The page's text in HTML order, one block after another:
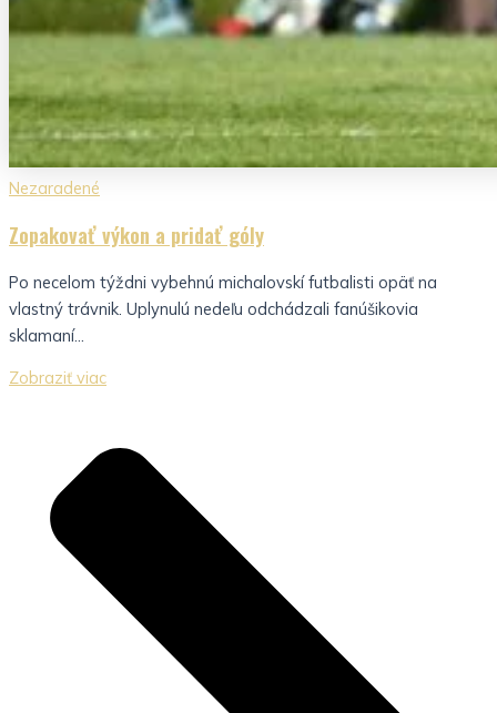
Nezaradené
Zopakovať výkon a pridať góly
Po necelom týždni vybehnú michalovskí futbalisti opäť na
vlastný trávnik. Uplynulú nedeľu odchádzali fanúšikovia
sklamaní...
Zobraziť viac